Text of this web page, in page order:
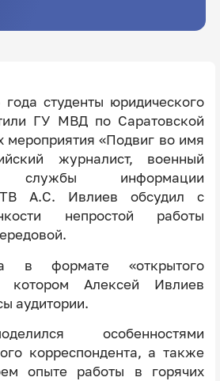
студенты юридического
ГУ МВД по Саратовской
мероприятия «Подвиг во имя
журналист, военный
службы информации
А.С. Ивлиев обсудил с
непростой работы
в формате «открытого
котором Алексей Ивлиев
аудитории.
особенностями
корреспондента, а также
опыте работы в горячих